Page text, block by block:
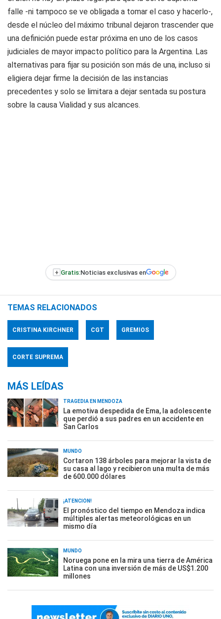
falle -ni tampoco se ve obligada a tomar el caso y hacerlo-,
desde el núcleo del máximo tribunal dejaron trascender que
una definición puede estar próxima en uno de los casos
judiciales de mayor impacto político para la Argentina. Las
alternativas para fijar su posición son más de una, incluso si
eligiera dejar firme la decisión de las instancias
precedentes y solo se limitara a dejar sentada su postura
sobre la causa Vialidad y sus alcances.
+ Gratis:Noticias exclusivas en
TEMAS RELACIONADOS
CRISTINA KIRCHNER CGT GREMIOS
CORTE SUPREMA
MÁS LEÍDAS
TRAGEDIA EN MENDOZA
La emotiva despedida de Ema, la adolescente
que perdió a sus padres en un accidente en
San Carlos
MUNDO
Cortaron 138 árboles para mejorar la vista de
su casa al lago y recibieron una multa de más
de 600.000 dólares
¡ATENCIÓN!
El pronóstico del tiempo en Mendoza indica
múltiples alertas meteorológicas en un
mismo día
MUNDO
Noruega pone en la mira una tierra de América
Latina con una inversión de más de US$1.200
millones